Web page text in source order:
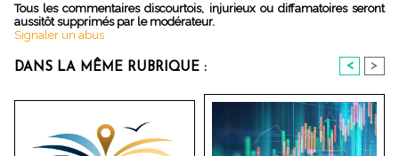
Tous les commentaires discourtois, injurieux ou diffamatoires seront
aussitôt supprimés par le modérateur.
Signaler un abus
DANS LA MÊME RUBRIQUE : < >